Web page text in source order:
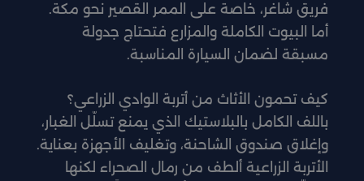
فريق شاغر، خاصة على الممر القصير نحو مكة.
أما البيوت الكاملة والمزارع فتحتاج جدولة
مسبقة لضمان السيارة المناسبة.
كيف تحمون الأثاث من أتربة الوادي الزراعي؟
باللف الكامل بالبلاستيك الذي يمنع تسلّل الغبار،
وإغلاق صندوق الشاحنة، وتغليف الأجهزة بعناية.
الأتربة الزراعية ألطف من رمال الصحراء لكنها